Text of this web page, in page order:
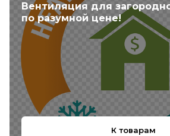
Вентиляция для
по разумной цене!
К товарам